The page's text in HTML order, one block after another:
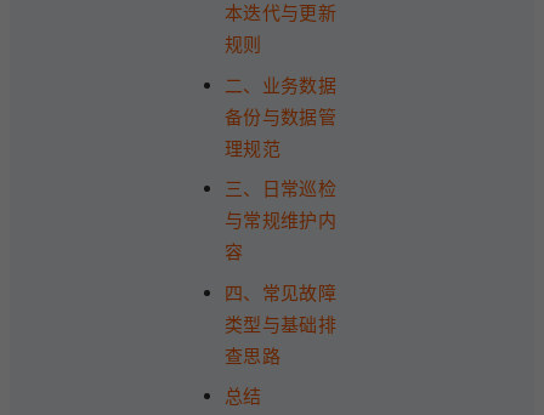
本迭代与更新
规则
二、业务数据
备份与数据管
理规范
三、日常巡检
与常规维护内
容
四、常见故障
类型与基础排
查思路
总结